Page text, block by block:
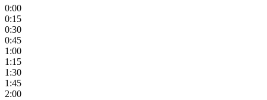
0:00
0:15
0:30
0:45
1:00
1:15
1:30
1:45
2:00